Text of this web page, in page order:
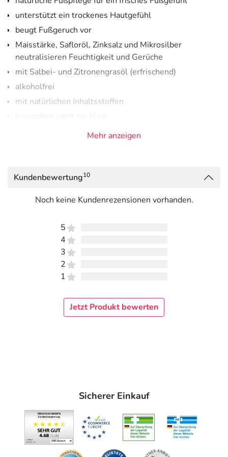
unterstützt ein trockenes Hautgefühl
beugt Fußgeruch vor
Maisstärke, Safloröl, Zinksalz und Mikrosilber
neutralisieren Feuchtigkeit und Gerüche
mit Salbei- und Zitronengrasöl (erfrischend)
alkoholfrei
mit natürlichen Inhaltsstoffen
Natürliche Fußpflege mit Salbei- und
Die desodorierende Fußlotion enthält eine Kombination
aus Zink und Silber und ist eine
vorbeugende und
unterstützende Pflege bei Fußgeruch und
Die Fußpflegelotion ist
unterstützt ein trockenes Hautgefühl bei Schweißfüßen
und beugt bei regelmäßiger Anwendung unangenehmen
Fußgeruch vor.
Maisstärke, Safloröl, Zinksalz und Mikrosilber
übermäßige Feuchtigkeitundneutralisieren
entstehende Gerüche.Salbei- und Zitronengrasöl
Diabetiker und empfindliche Haut geeignet.
Anwendung
Regelmäßig dünn auf die gereinigten, trockenen Füße,
Fußsohlen und zwischen den Zehen auftragen.
Mehr anzeigen
Kundenbewertung10
Noch keine Kundenrezensionen vorhanden.
5
4
3
2
1
Jetzt Produkt bewerten
Sicherer Einkauf